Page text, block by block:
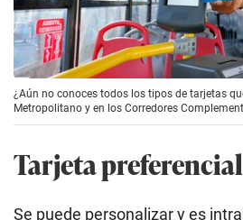
¿Aún no conoces todos los tipos de tarjetas
Metropolitano y en los Corredores
Tarjeta
Se puede personalizar y es